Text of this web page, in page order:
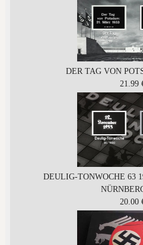
DER TAG VON
21.99
DEULIG-TONWOCHE 63
20.00